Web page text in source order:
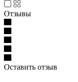
Отзывы
Оставить отзыв